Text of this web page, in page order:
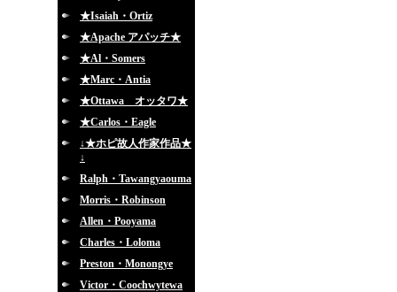
★Isaiah・Ortiz
★Apache アパッチ★
★Al・Somers
★Marc・Antia
★Ottawa オッタワ★
★Carlos・Eagle
↓★ホピ故人作家作品★
↓
Ralph・Tawangyaouma
Morris・Robinson
Allen・Pooyama
Charles・Loloma
Preston・Monongye
Victor・Coochwytewa